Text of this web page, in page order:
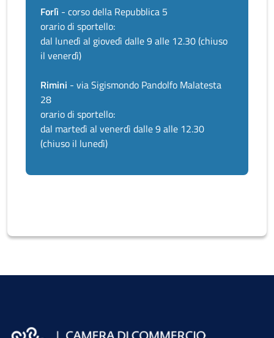
Forlì - corso della Repubblica 5
orario di sportello:
dal lunedì al giovedì dalle 9 alle 12.30 (chiuso
il venerdì)
Rimini - via Sigismondo Pandolfo Malatesta
28
orario di sportello:
dal martedì al venerdì dalle 9 alle 12.30
(chiuso il lunedì)